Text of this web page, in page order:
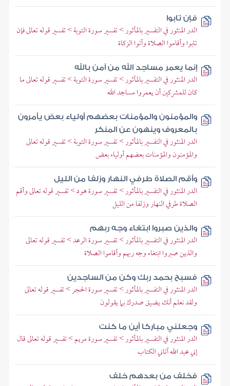
فإن تابوا
الدر المنثور في التفسير بالمأثور > تفسير سورة التوبة > تفسير قوله تعالى فإن
تابوا وأقاموا الصلاة وآتوا الزكاة
إنما يعمر مساجد الله من آمن بالله
الدر المنثور في التفسير بالمأثور > تفسير سورة التوبة > تفسير قوله تعالى ما
كان للمشركين أن يعمروا مساجد الله
والمؤمنون والمؤمنات بعضهم أولياء بعض يأمرون
بالمعروف وينهون عن المنكر
الدر المنثور في التفسير بالمأثور > تفسير سورة التوبة > تفسير قوله تعالى
والمؤمنون والمؤمنات بعضهم أولياء بعض
وأقم الصلاة طرفي النهار وزلفا من الليل
الدر المنثور في التفسير بالمأثور > تفسير سورة هود > تفسير قوله تعالى وأقم
الصلاة طرفي النهار وزلفا من الليل
والذين صبروا ابتغاء وجه ربهم
الدر المنثور في التفسير بالمأثور > تفسير سورة الرعد > تفسير قوله تعالى
والذين صبروا ابتغاء وجه ربهم وأقاموا الصلاة
فسبح بحمد ربك وكن من الساجدين
الدر المنثور في التفسير بالمأثور > تفسير سورة الحجر > تفسير قوله تعالى
ولقد نعلم أنك يضيق صدرك بما يقولون
وجعلني مباركا أين ما كنت
الدر المنثور في التفسير بالمأثور > تفسير سورة مريم > تفسير قوله تعالى قال
إني عبد الله آتاني الكتاب
فخلف من بعدهم خلف